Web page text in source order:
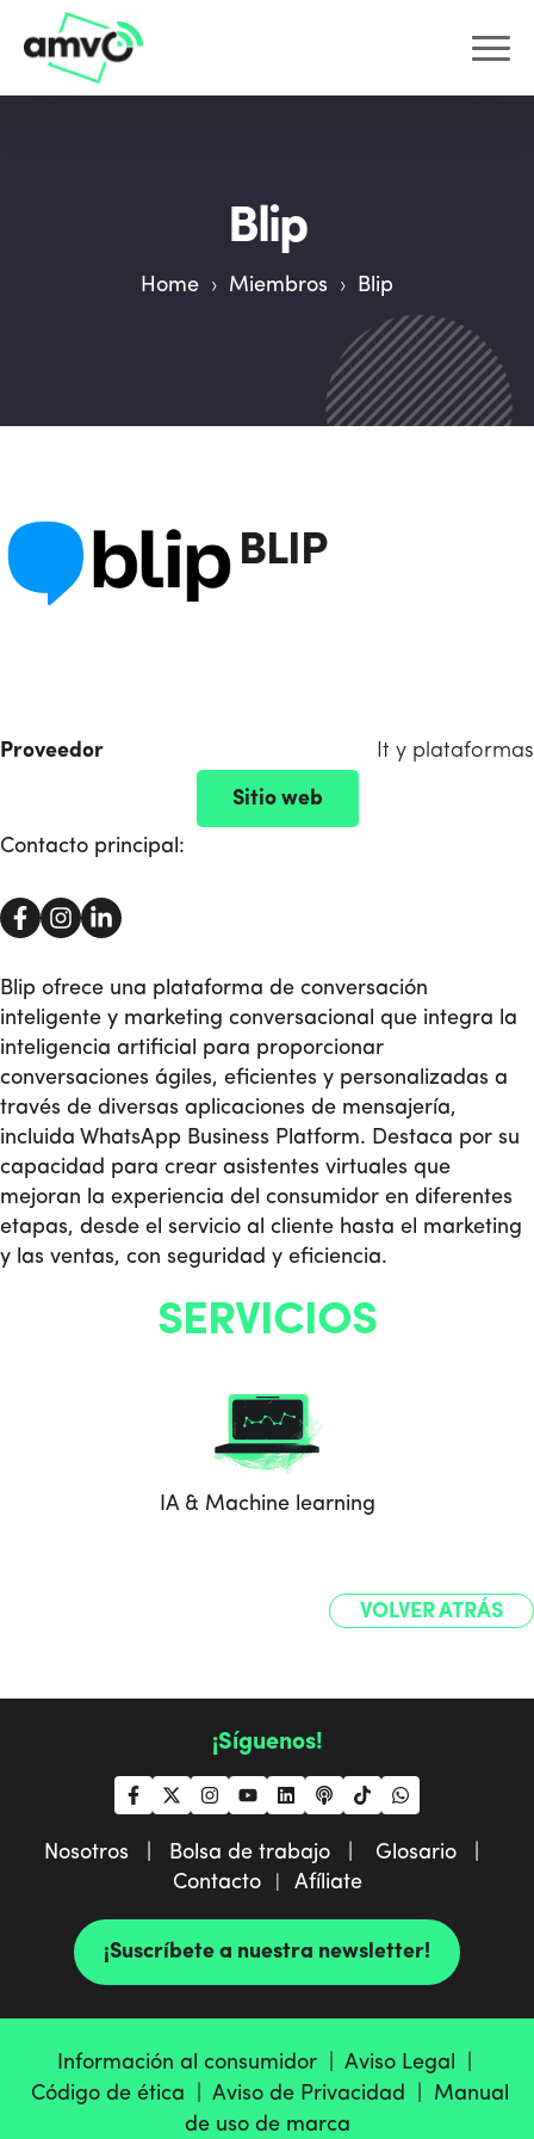
Blip
Home › Miembros › Blip
BLIP
Proveedor It y plataformas
Sitio web
Contacto principal:
Blip ofrece una plataforma de conversación
inteligente y marketing conversacional que integra la
inteligencia artificial para proporcionar
conversaciones ágiles, eficientes y personalizadas a
través de diversas aplicaciones de mensajería,
incluida WhatsApp Business Platform. Destaca por su
capacidad para crear asistentes virtuales que
mejoran la experiencia del consumidor en diferentes
etapas, desde el servicio al cliente hasta el marketing
y las ventas, con seguridad y eficiencia​​.
SERVICIOS
IA & Machine learning
VOLVER ATRÁS
¡Síguenos!
Nosotros | Bolsa de trabajo |
Glosario |
Contacto| Afíliate
¡Suscríbete a nuestra newsletter!
Información al consumidor | Aviso Legal |
Código de ética | Aviso de Privacidad | Manual
de uso de marca